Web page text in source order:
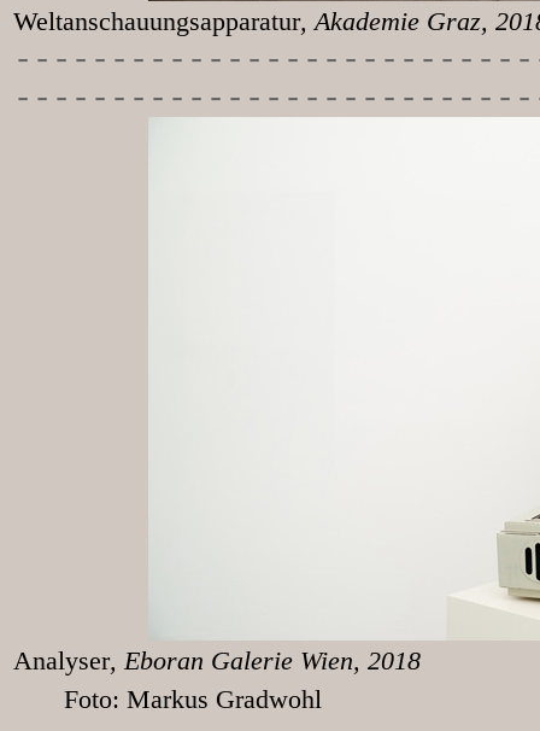
Weltanschauungsapparatur, Akademie Graz,
-----------
Analyser,
Foto: Markus Gradwohl